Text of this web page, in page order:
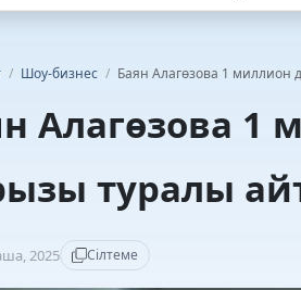
/ Шоу-бизнес / Баян Алагөзова 1 миллион
Алагөзова 1
туралы
2025 Сілтеме